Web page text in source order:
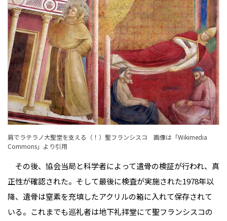
肩でラテラノ大聖堂を支える（！）聖フランシスコ 画像は「Wikimedia
Commons」より引用
その後、協会当局と科学者によって遺骨の検証が行われ、真
正性が確認された。そして最後に検査が実施された1978年以
降、遺骨は窒素を充填したアクリルの箱に入れて保存されて
いる。これまでも巡礼者は地下礼拝堂にて聖フランシスコの